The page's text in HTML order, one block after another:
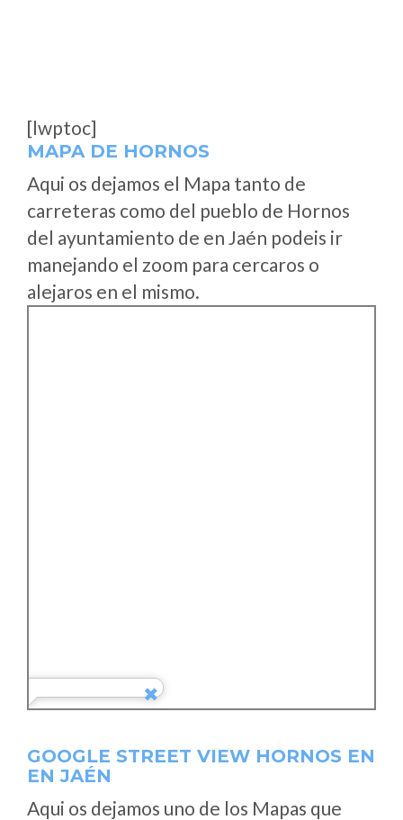
[lwptoc]
MAPA DE HORNOS
Aqui os dejamos el Mapa tanto de
carreteras como del pueblo de Hornos
del ayuntamiento de en Jaén podeis ir
manejando el zoom para cercaros o
alejaros en el mismo.
GOOGLE STREET VIEW HORNOS EN
EN JAÉN
Aqui os dejamos uno de los Mapas que